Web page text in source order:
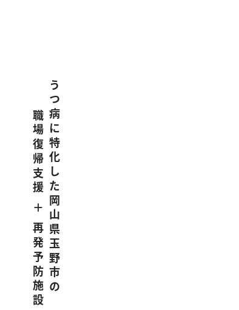
うつ病に特化した岡山県玉野市の
職場復帰支援 ＋ 再発予防施設